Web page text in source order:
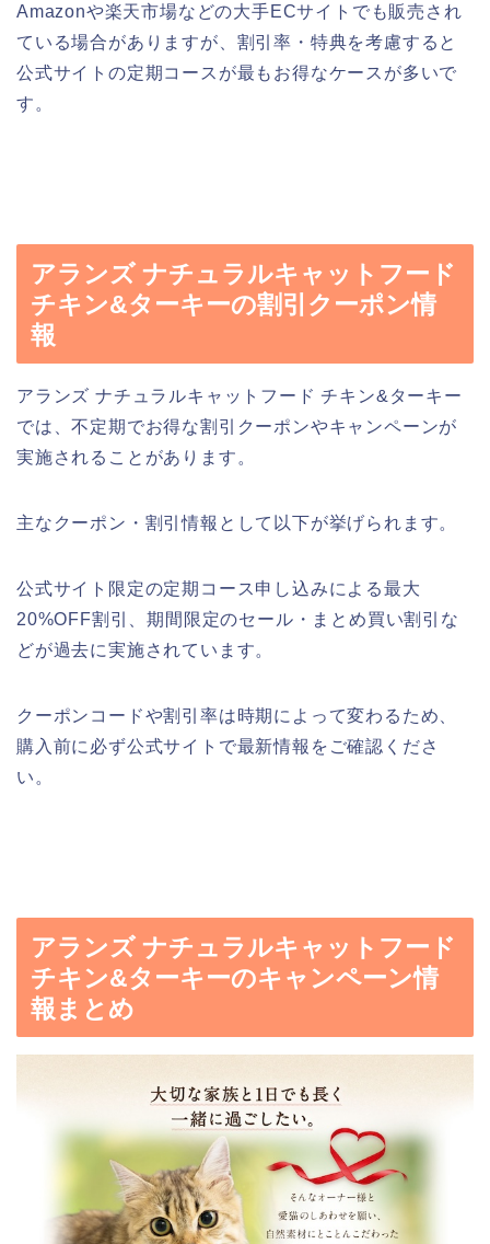
Amazonや楽天市場などの大手ECサイトでも販売され
ている場合がありますが、割引率・特典を考慮すると
公式サイトの定期コースが最もお得なケースが多いで
す。
アランズ ナチュラルキャットフード
チキン&ターキーの割引クーポン情
報
アランズ ナチュラルキャットフード チキン&ターキー
では、不定期でお得な割引クーポンやキャンペーンが
実施されることがあります。
主なクーポン・割引情報として以下が挙げられます。
公式サイト限定の定期コース申し込みによる最大
20%OFF割引、期間限定のセール・まとめ買い割引な
どが過去に実施されています。
クーポンコードや割引率は時期によって変わるため、
購入前に必ず公式サイトで最新情報をご確認くださ
い。
アランズ ナチュラルキャットフード
チキン&ターキーのキャンペーン情
報まとめ